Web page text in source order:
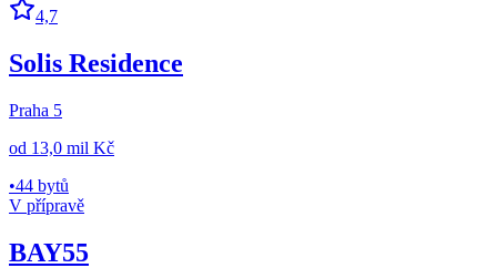
4,7
Solis Residence
Praha 5
od 13,0 mil Kč
•44 bytů
V přípravě
BAY55